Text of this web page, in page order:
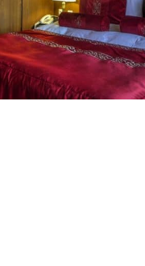
Asian Roads